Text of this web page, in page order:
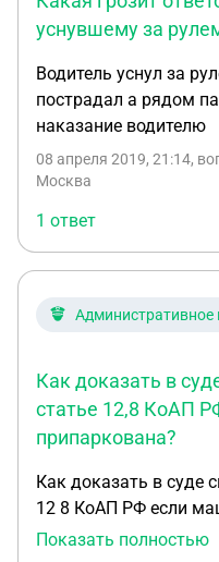
привлечение к
административного
с момента аварии
следующем: 2 месяца
дтп? В гаи мне
заявления на
рассмотрения
давности
уснувшему за
Водитель уснул за
пострадал а рядом
наказание водителю
08 апреля 2019, 21:14,
Москва
1 ответ
Административное
Как доказать в
статье 12,8 КоАП
припаркована?
Как доказать в суде
12 8 КоАП РФ если
задержания была
Показать полностью